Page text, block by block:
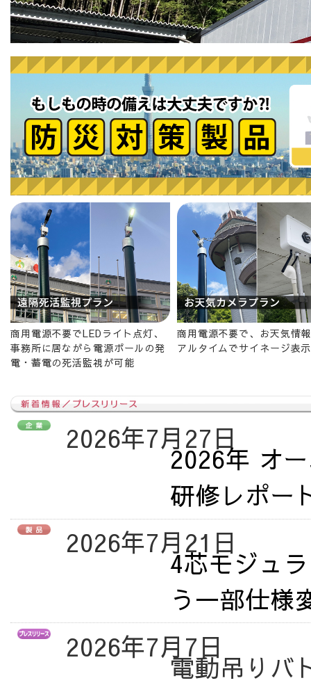
商用電源不要でLEDライト点灯、
事務所に居ながら電源ポールの発
電・蓄電の死活監視が可能
商用電源不要で、お天気情
アルタイムでサイネージ表示
2026年7月27日
2026年 オ
研修レポ
2026年7月21日
4芯モジュ
う一部仕
2026年7月7日
電動吊りバ